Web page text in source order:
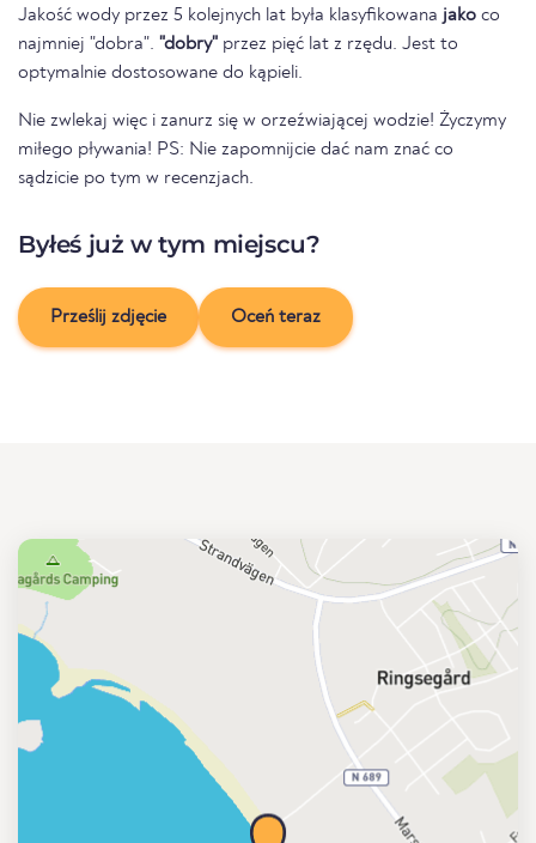
Jakość wody przez 5 kolejnych lat była klasyfikowana jako co
najmniej "dobra". "dobry" przez pięć lat z rzędu. Jest to
optymalnie dostosowane do kąpieli.
Nie zwlekaj więc i zanurz się w orzeźwiającej wodzie! Życzymy
miłego pływania! PS: Nie zapomnijcie dać nam znać co
sądzicie po tym w recenzjach.
Byłeś już w tym miejscu?
Prześlij zdjęcie Oceń teraz